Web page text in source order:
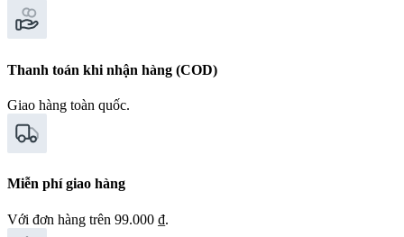
Thanh toán khi nhận hàng (COD)
Giao hàng toàn quốc.
Miễn phí giao hàng
Với đơn hàng trên 99.000 ₫.